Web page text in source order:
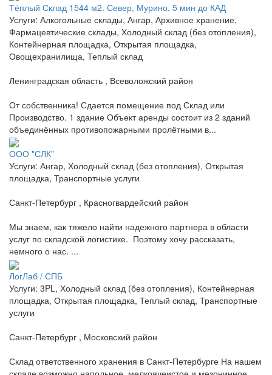
Тёплый Склад 1544 м2. Север, Мурино, 5 мин до КАД
Услуги: Алкогольные склады, Ангар, Архивное хранение,
Фармацевтические склады, Холодный склад (без отопления),
Контейнерная площадка, Открытая площадка,
Овощехранилища, Теплый склад
Ленинградская область , Всеволожский район
От собственника! Сдается помещение под Склад или
Производство. 1 здание Объект аренды состоит из 2 зданий
объединённых противопожарными пролётными в...
ООО "СЛК"
Услуги: Ангар, Холодный склад (без отопления), Открытая
площадка, Транспортные услуги
Санкт-Петербург , Красногвардейский район
Мы знаем, как тяжело найти надежного партнера в области
услуг по складской логистике. Поэтому хочу рассказать,
немного о нас. ...
ЛогЛаб / СПБ
Услуги: 3PL, Холодный склад (без отопления), Контейнерная
площадка, Открытая площадка, Теплый склад, Транспортные
услуги
Санкт-Петербург , Московский район
Склад ответственного хранения в Санкт-Петербурге На нашем